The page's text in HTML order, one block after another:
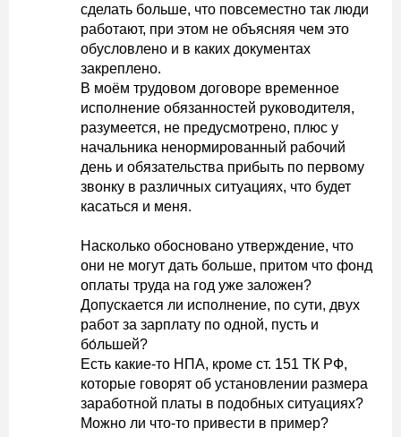
сделать больше, что повсеместно так люди
работают, при этом не объясняя чем это
обусловлено и в каких документах
закреплено.
В моём трудовом договоре временное
исполнение обязанностей руководителя,
разумеется, не предусмотрено, плюс у
начальника ненормированный рабочий
день и обязательства прибыть по первому
звонку в различных ситуациях, что будет
касаться и меня.
Насколько обосновано утверждение, что
они не могут дать больше, притом что фонд
оплаты труда на год уже заложен?
Допускается ли исполнение, по сути, двух
работ за зарплату по одной, пусть и
бо́льшей?
Есть какие-то НПА, кроме ст. 151 ТК РФ,
которые говорят об установлении размера
заработной платы в подобных ситуациях?
Можно ли что-то привести в пример?